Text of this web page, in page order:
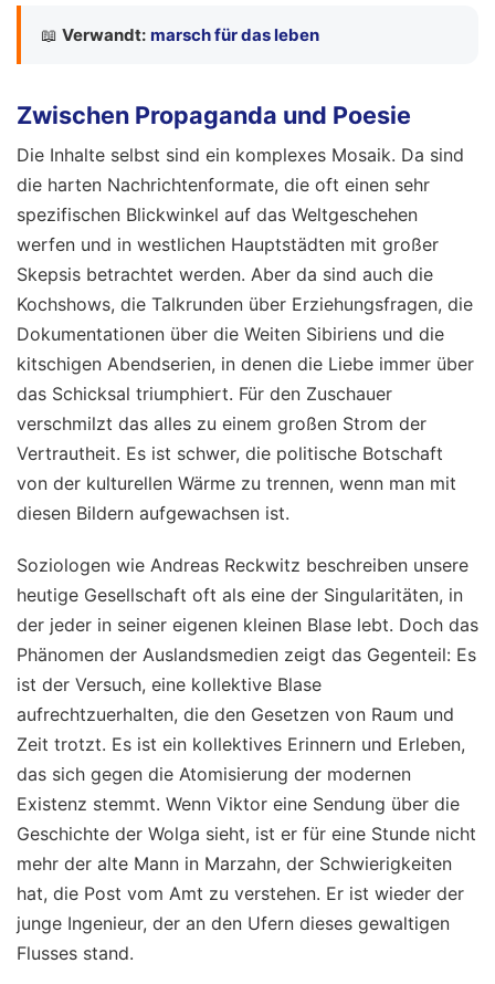
📖 Verwandt: marsch für das leben
Zwischen Propaganda und Poesie
Die Inhalte selbst sind ein komplexes Mosaik. Da sind
die harten Nachrichtenformate, die oft einen sehr
spezifischen Blickwinkel auf das Weltgeschehen
werfen und in westlichen Hauptstädten mit großer
Skepsis betrachtet werden. Aber da sind auch die
Kochshows, die Talkrunden über Erziehungsfragen, die
Dokumentationen über die Weiten Sibiriens und die
kitschigen Abendserien, in denen die Liebe immer über
das Schicksal triumphiert. Für den Zuschauer
verschmilzt das alles zu einem großen Strom der
Vertrautheit. Es ist schwer, die politische Botschaft
von der kulturellen Wärme zu trennen, wenn man mit
diesen Bildern aufgewachsen ist.
Soziologen wie Andreas Reckwitz beschreiben unsere
heutige Gesellschaft oft als eine der Singularitäten, in
der jeder in seiner eigenen kleinen Blase lebt. Doch das
Phänomen der Auslandsmedien zeigt das Gegenteil: Es
ist der Versuch, eine kollektive Blase
aufrechtzuerhalten, die den Gesetzen von Raum und
Zeit trotzt. Es ist ein kollektives Erinnern und Erleben,
das sich gegen die Atomisierung der modernen
Existenz stemmt. Wenn Viktor eine Sendung über die
Geschichte der Wolga sieht, ist er für eine Stunde nicht
mehr der alte Mann in Marzahn, der Schwierigkeiten
hat, die Post vom Amt zu verstehen. Er ist wieder der
junge Ingenieur, der an den Ufern dieses gewaltigen
Flusses stand.